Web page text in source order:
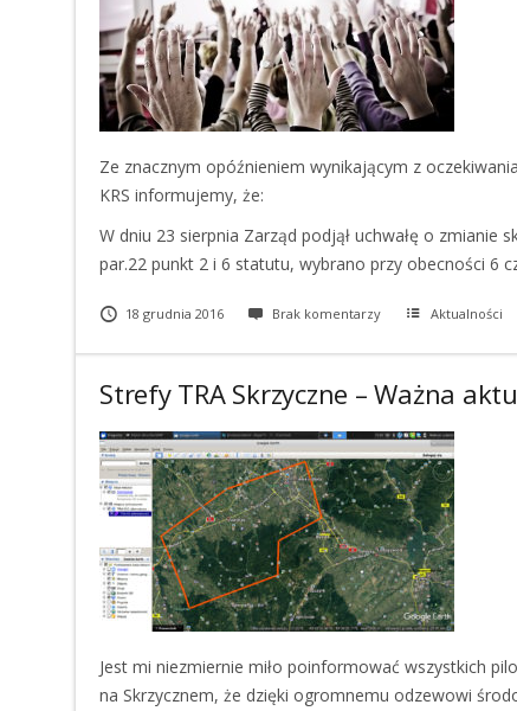
Ze znacznym opóźnieniem wynikającym z
KRS informujemy, że:
W dniu 23 sierpnia Zarząd podjął uchwałę o zmianie
par.22 punkt 2 i 6 statutu, wybrano przy obecności 6
18 grudnia 2016 Brak komentarzy Aktualności
Strefy TRA Skrzyczne – Ważna
Jest mi niezmiernie miło poinformować wszystkich
na Skrzycznem, że dzięki ogromnemu odzewowi